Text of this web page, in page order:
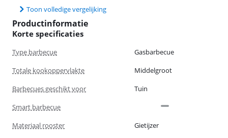
Toon volledige vergelijking
Productinformatie
Korte specificaties
Type barbecue
Gasbarbecue
Totale kookoppervlakte
Middelgroot
Barbecues geschikt voor
Tuin
Smart barbecue
Materiaal rooster
Gietijzer